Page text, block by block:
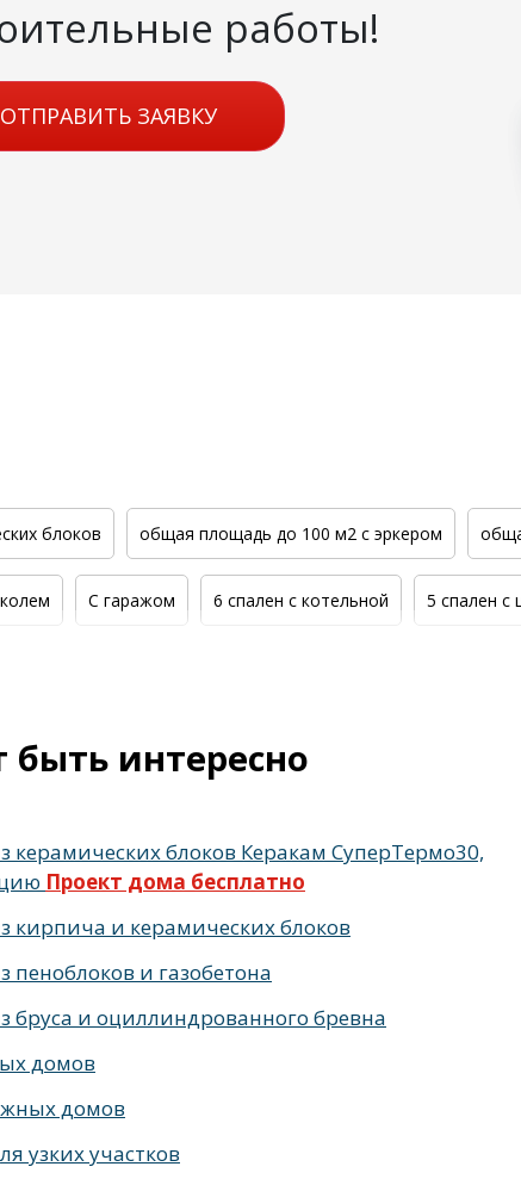
работы!
ОТПРАВИТЬ ЗАЯВКУ
блоков общая площадь до 100 м2 с эркером
С гаражом 6 спален с котельной 5 спален с
жилых в
интересно
керамических блоков Керакам СуперТермо30,
Проект дома бесплатно
кирпича и керамических блоков
пеноблоков и газобетона
бруса и оциллиндрованного бревна
домов
домов
узких участков